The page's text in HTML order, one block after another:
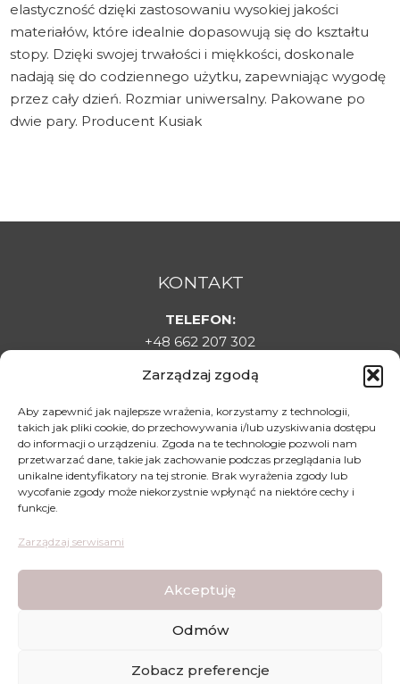
Zarządzaj zgodą
Aby zapewnić jak najlepsze wrażenia, korzystamy z technologii,
takich jak pliki cookie, do przechowywania i/lub uzyskiwania dostępu
do informacji o urządzeniu. Zgoda na te technologie pozwoli nam
przetwarzać dane, takie jak zachowanie podczas przeglądania lub
unikalne identyfikatory na tej stronie. Brak wyrażenia zgody lub
wycofanie zgody może niekorzystnie wpłynąć na niektóre cechy i
funkcje.
Zarządzaj serwisami
Akceptuję
Odmów
Zobacz preferencje
elastyczność dzięki zastosowaniu wysokiej jakości
materiałów, które idealnie dopasowują się do kształtu
stopy. Dzięki swojej trwałości i miękkości, doskonale
nadają się do codziennego użytku, zapewniając wygodę
przez cały dzień. Rozmiar uniwersalny. Pakowane po
dwie pary. Producent Kusiak
KONTAKT
TELEFON:
+48 662 207 302
sklepladyelin@gmail.com
ADRES:
Targowa 1C, 22-500 Hrubieszów
DLA KLIENTA
Regulamin sklepu
zastrzeżone © | Wykonanie strony:WDesign